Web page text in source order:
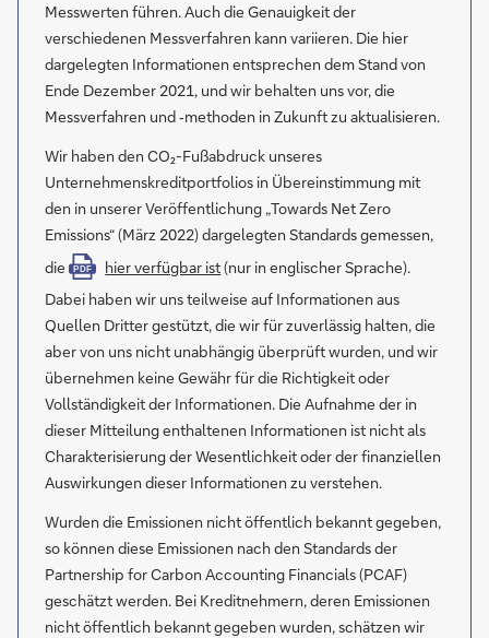
Messwerten führen. Auch die Genauigkeit der
verschiedenen Messverfahren kann variieren. Die hier
dargelegten Informationen entsprechen dem Stand von
Ende Dezember 2021, und wir behalten uns vor, die
Messverfahren und ‑methoden in Zukunft zu aktualisieren.
Wir haben den CO₂-Fußabdruck unseres
Unternehmenskreditportfolios in Übereinstimmung mit
den in unserer Veröffentlichung „Towards Net Zero
Emissions“ (März 2022) dargelegten Standards gemessen,
die
PDF hier verfügbar ist(nur in englischer Sprache).
Dabei haben wir uns teilweise auf Informationen aus
Quellen Dritter gestützt, die wir für zuverlässig halten, die
aber von uns nicht unabhängig überprüft wurden, und wir
übernehmen keine Gewähr für die Richtigkeit oder
Vollständigkeit der Informationen. Die Aufnahme der in
dieser Mitteilung enthaltenen Informationen ist nicht als
Charakterisierung der Wesentlichkeit oder der finanziellen
Auswirkungen dieser Informationen zu verstehen.
Wurden die Emissionen nicht öffentlich bekannt gegeben,
so können diese Emissionen nach den Standards der
Partnership for Carbon Accounting Financials (PCAF)
geschätzt werden. Bei Kreditnehmern, deren Emissionen
nicht öffentlich bekannt gegeben wurden, schätzen wir